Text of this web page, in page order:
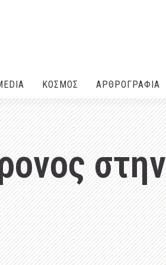
ΚΟΣΜΟΣ ΑΡΘΡΟΓΡΑΦΙΑ
στην